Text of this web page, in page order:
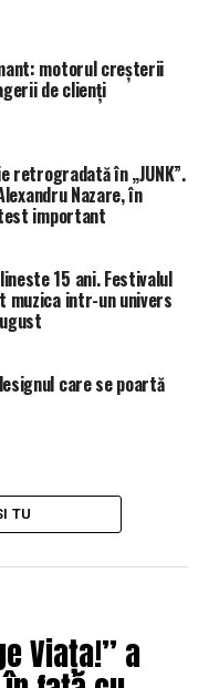
motorul creșterii
de clienți
retrogradată în „JUNK”.
Nazare, în
important
15 ani. Festivalul
intr-un univers
care se poartă
TU
Viața!” a